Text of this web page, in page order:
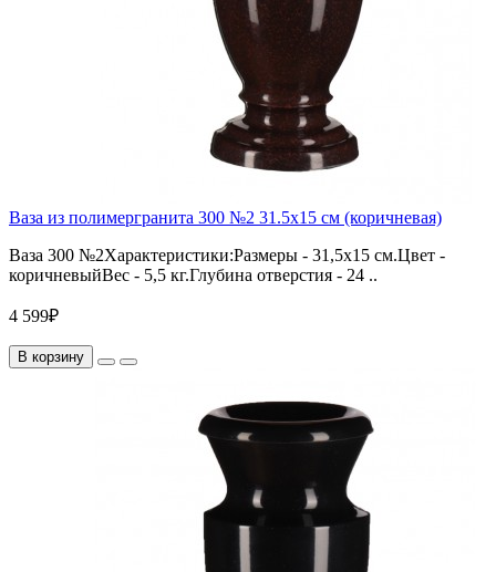
Ваза из полимергранита 300 №2 31.5х15 см (коричневая)
Ваза 300 №2Характеристики:Размеры - 31,5х15 см.Цвет -
коричневыйВес - 5,5 кг.Глубина отверстия - 24 ..
4 599₽
В корзину